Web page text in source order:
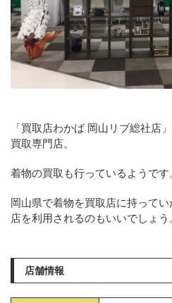
「買取店わかば 岡山リブ総社店
買取専門店。
着物の買取も行っているようです
岡山県で着物を買取店に持って
店を利用されるのもいいでしょう
店舗情報